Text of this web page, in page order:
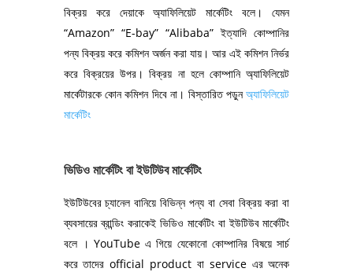
বিক্রয় করে দেয়াকে অ্যাফিলিয়েট মার্কেটিং বলে। যেমন
“Amazon” “E-bay” “Alibaba” ইত্যাদি কোম্পানির
পন্য বিক্রয় করে কমিশন অর্জন করা যায়। আর এই কমিশন নির্ভর
করে বিক্রয়ের উপর। বিক্রয় না হলে কোম্পানি অ্যাফিলিয়েট
মার্কেটারকে কোন কমিশন দিবে না। বিস্তারিত পড়ুনঅ্যাফিলিয়েট
মার্কেটিং
ভিডিও মার্কেটিং বা ইউটিউব মার্কেটিং
ইউটিউবের চ্যানেল বানিয়ে বিভিন্ন পন্য বা সেবা বিক্রয় করা বা
ব্যবসায়ের ব্রান্ডিং করাকেই ভিডিও মার্কেটিং বা ইউটিউব মার্কেটিং
বলে । YouTube এ গিয়ে যেকোনো কোম্পানির বিষয়ে সার্চ
করে তাদের official product বা service এর অনেক